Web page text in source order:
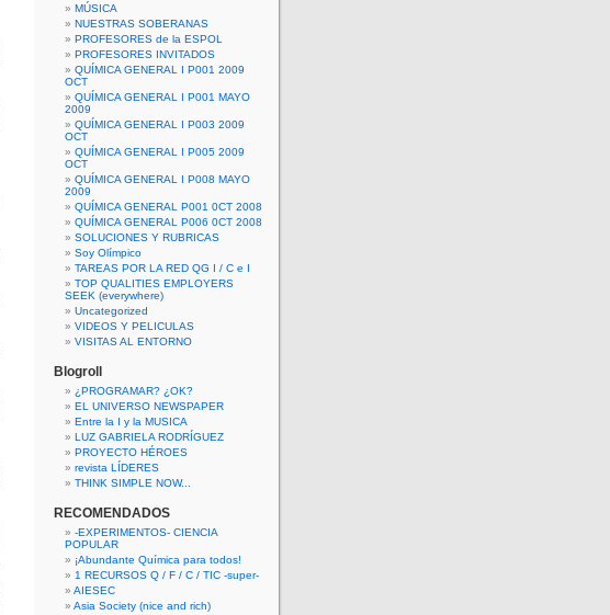
MÚSICA
NUESTRAS SOBERANAS
PROFESORES de la ESPOL
PROFESORES INVITADOS
QUÍMICA GENERAL I P001 2009
OCT
QUÍMICA GENERAL I P001 MAYO
2009
QUÍMICA GENERAL I P003 2009
OCT
QUÍMICA GENERAL I P005 2009
OCT
QUÍMICA GENERAL I P008 MAYO
2009
QUÍMICA GENERAL P001 0CT 2008
QUÍMICA GENERAL P006 0CT 2008
SOLUCIONES Y RUBRICAS
Soy Olímpico
TAREAS POR LA RED QG I / C e I
TOP QUALITIES EMPLOYERS
SEEK (everywhere)
Uncategorized
VIDEOS Y PELICULAS
VISITAS AL ENTORNO
Blogroll
¿PROGRAMAR? ¿OK?
EL UNIVERSO NEWSPAPER
Entre la I y la MUSICA
LUZ GABRIELA RODRÍGUEZ
PROYECTO HÉROES
revista LÍDERES
THINK SIMPLE NOW...
RECOMENDADOS
-EXPERIMENTOS- CIENCIA
POPULAR
¡Abundante Química para todos!
1 RECURSOS Q / F / C / TIC -super-
AIESEC
Asia Society (nice and rich)